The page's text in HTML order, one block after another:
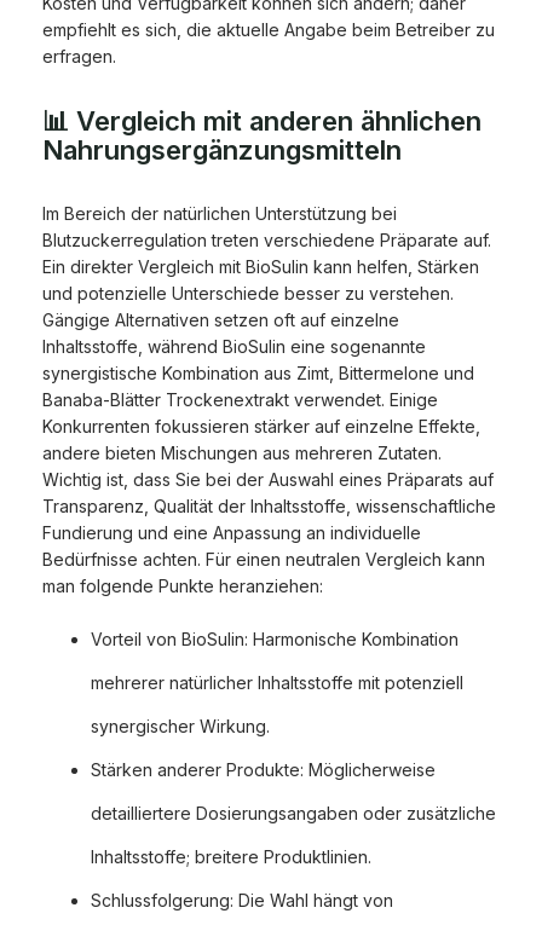
empfiehlt es sich, die aktuelle Angabe beim Betreiber zu
erfragen.
📊 Vergleich mit anderen ähnlichen
Nahrungsergänzungsmitteln
Im Bereich der natürlichen Unterstützung bei
Blutzuckerregulation treten verschiedene Präparate auf.
Ein direkter Vergleich mit BioSulin kann helfen, Stärken
und potenzielle Unterschiede besser zu verstehen.
Gängige Alternativen setzen oft auf einzelne
Inhaltsstoffe, während BioSulin eine sogenannte
synergistische Kombination aus Zimt, Bittermelone und
Banaba-Blätter Trockenextrakt verwendet. Einige
Konkurrenten fokussieren stärker auf einzelne Effekte,
andere bieten Mischungen aus mehreren Zutaten.
Wichtig ist, dass Sie bei der Auswahl eines Präparats auf
Transparenz, Qualität der Inhaltsstoffe, wissenschaftliche
Fundierung und eine Anpassung an individuelle
Bedürfnisse achten. Für einen neutralen Vergleich kann
man folgende Punkte heranziehen:
Vorteil von BioSulin: Harmonische Kombination
mehrerer natürlicher Inhaltsstoffe mit potenziell
synergischer Wirkung.
Stärken anderer Produkte: Möglicherweise
detailliertere Dosierungsangaben oder zusätzliche
Inhaltsstoffe; breitere Produktlinien.
Schlussfolgerung: Die Wahl hängt von